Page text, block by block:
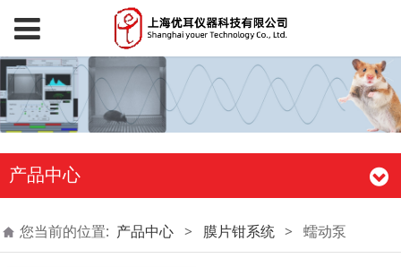
产品中心
您当前的位置: 产品中心 > 膜片钳系统 > 蠕动泵